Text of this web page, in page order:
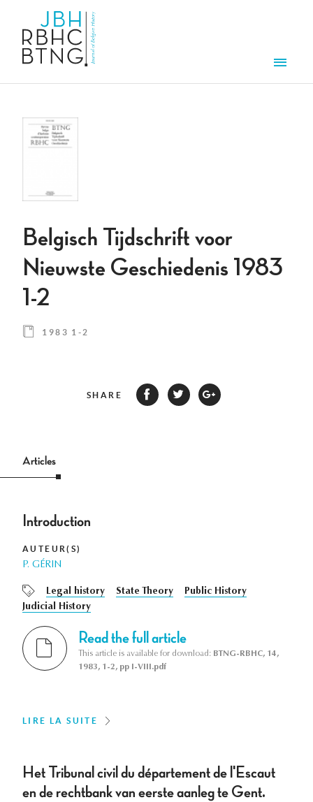
Belgisch Tijdschrift voor
Nieuwste Geschiedenis 1983
1-2
1983 1-2
SHARE
Articles
Introduction
AUTEUR(S)
P. GÉRIN
Legal history State Theory
Public History
Judicial History
Read the full article
This article is available for download: BTNG-RBHC, 14,
1983, 1-2, pp I-VIII.pdf
LIRE LA SUITE
Het Tribunal civil du département de l'Escaut
en de rechtbank van eerste aanleg te Gent.